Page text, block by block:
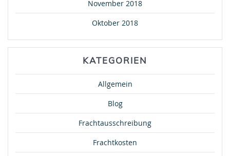
November 2018
Oktober 2018
KATEGORIEN
Allgemein
Blog
Frachtausschreibung
Frachtkosten